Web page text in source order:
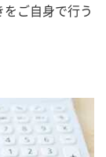
ご自身で行う